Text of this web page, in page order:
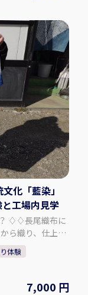
・紐作り・板作
よって制作方法
心者にあまり細
な作品でも構い
1,950円 ※小人
体験するのに十
場合は大人料金
個〉です。 ※ぐ
が可能ですが、1
たり追加料金
焼きの前に必
ります。あら
ぞっていきま
「書き抜き」
ます。 6歳以下
一緒に作品作り
化「藍染」
工場内見学
ら織り、仕上げ
力商品である
商品も取り扱
染めたしじら織
品に指定されて
体験
7,000 円